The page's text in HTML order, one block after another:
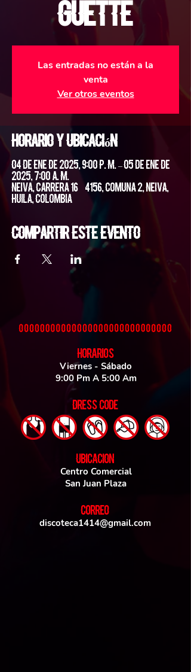
Guette
Las entradas no están a la
venta
Ver otros eventos
Horario y ubicación
04 de ene de 2025, 9:00 p. m. – 05 de ene de
2025, 7:00 a. m.
Neiva, Carrera 16 #4156, Comuna 2, Neiva,
Huila, Colombia
Compartir este evento
HORARIOS
Viernes - Sábado
9:00 Pm A 5:00 Am
DRESS CODE
UBICACIoN
Centro Comercial
San Juan Plaza
CORREO
discoteca1414@gmail.com